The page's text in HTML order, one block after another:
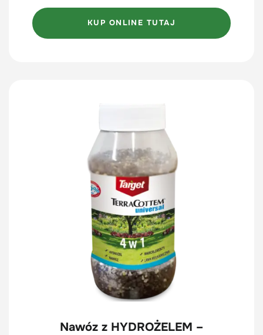
KUP ONLINE TUTAJ
Nawóz z HYDROŻELEM –